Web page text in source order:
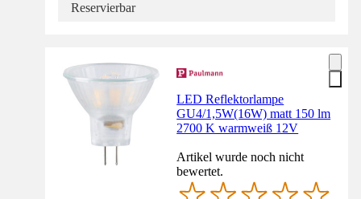
Reservierbar
LED Reflektorlampe
GU4/1,5W(16W) matt 150 lm
2700 K warmweiß 12V
Artikel wurde noch nicht
bewertet.